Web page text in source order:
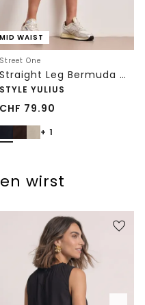
MID WAIST
Street One
Straight Leg Bermuda mit Turn-Up
STYLE YULIUS
CHF 79.90
+ 1
wirst